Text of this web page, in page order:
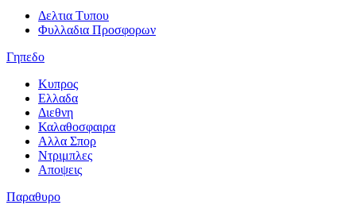
Δελτια Τυπου
Φυλλαδια Προσφορων
Γηπεδο
Κυπρος
Ελλαδα
Διεθνη
Καλαθοσφαιρα
Αλλα Σπορ
Ντριμπλες
Αποψεις
Παραθυρο